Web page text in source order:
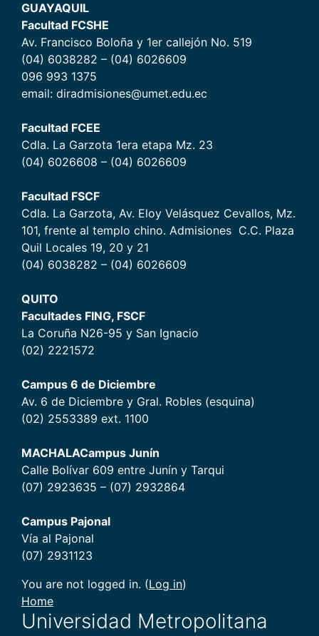
GUAYAQUIL
Facultad FCSHE
Av. Francisco Boloña y 1er callejón No. 519
(04) 6038282 – (04) 6026609
096 993 1375
email: diradmisiones@umet.edu.ec
Facultad FCEE
Cdla. La Garzota 1era etapa Mz. 23
(04) 6026608 – (04) 6026609
Facultad FSCF
Cdla. La Garzota, Av. Eloy Velásquez Cevallos, Mz.
101, frente al templo chino. Admisiones C.C. Plaza
Quil Locales 19, 20 y 21
(04) 6038282 – (04) 6026609
QUITO
Facultades FING, FSCF
La Coruña N26-95 y San Ignacio
(02) 2221572
Campus 6 de Diciembre
Av. 6 de Diciembre y Gral. Robles (esquina)
(02) 2553389 ext. 1100
MACHALACampus Junín
Calle Bolívar 609 entre Junín y Tarqui
(07) 2923635 – (07) 2932864
Campus Pajonal
Vía al Pajonal
(07) 2931123
You are not logged in. (Log in)
Home
Universidad Metropolitana